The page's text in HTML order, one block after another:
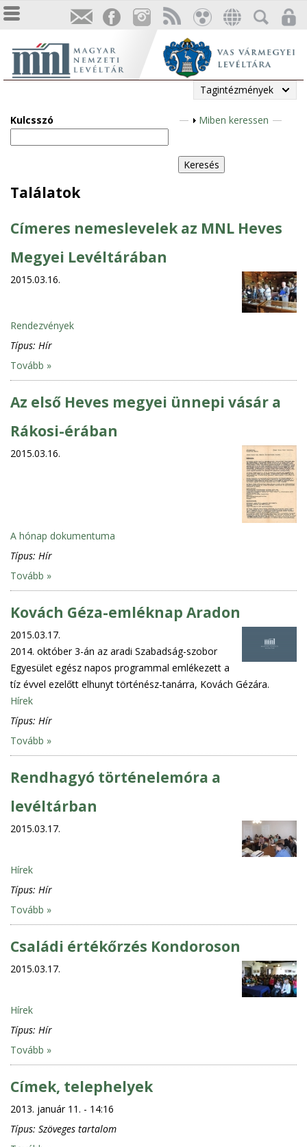
Tagintézmények
Kulcsszó
M
g
j
n
Miben keressen
Találatok
Címeres nemeslevelek az MNL Heves
Megyei Levéltárában
2015.03.16.
Rendezvények
Típus: Hír
Tovább »
Az első Heves megyei ünnepi vásár a
Rákosi-érában
2015.03.16.
A hónap dokumentuma
Típus: Hír
Tovább »
Kovách Géza-emléknap Aradon
2015.03.17.
2014. október 3-án az aradi Szabadság-szobor
Egyesület egész napos programmal emlékezett a
tíz évvel ezelőtt elhunyt történész-tanárra, Kovách Gézára.
Hírek
Típus: Hír
Tovább »
Rendhagyó történelemóra a
levéltárban
2015.03.17.
Hírek
Típus: Hír
Tovább »
Családi értékőrzés Kondoroson
2015.03.17.
Hírek
Típus: Hír
Tovább »
Címek, telephelyek
2013. január 11. - 14:16
Típus: Szöveges tartalom